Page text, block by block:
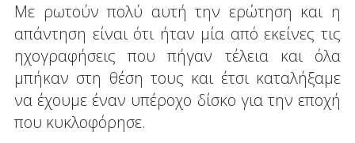
Με ρωτούν πολύ αυτή την ερώτηση και η
απάντηση είναι ότι ήταν μία από εκείνες τις
ηχογραφήσεις που πήγαν τέλεια και όλα
μπήκαν στη θέση τους και έτσι καταλήξαμε
να έχουμε έναν υπέροχο δίσκο για την εποχή
που κυκλοφόρησε.